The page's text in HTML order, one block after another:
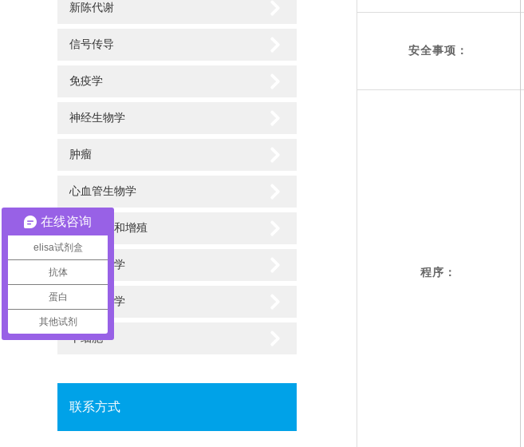
新陈代谢
信号传导
免疫学
神经生物学
肿瘤
心血管生物学
细胞分裂和增殖
发育生物学
表观遗传学
干细胞
联系方式
安全事项：
程序：
在线咨询
elisa试剂盒
抗体
蛋白
其他试剂